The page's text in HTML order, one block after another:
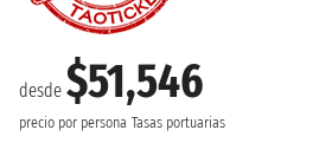
desde $51,546
precio por persona Tasas portuarias